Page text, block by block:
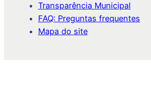
Transparência Municipal
FAQ: Preguntas frequentes
Mapa do site